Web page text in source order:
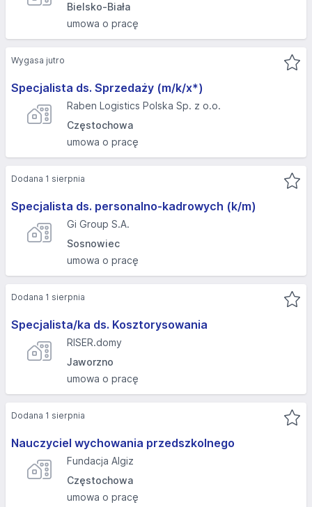
Bielsko-Biała
umowa o pracę
Specjalista ds. Sprzedaży (m/k/x*)​
Raben Logistics Polska Sp. z o.o.
Częstochowa
umowa o pracę
Wygasa jutro
Specjalista ds. personalno-kadrowych (k/m)
Gi Group S.A.
Sosnowiec
umowa o pracę
Dodana 1 sierpnia
Specjalista/ka ds. Kosztorysowania
RISER.domy
Jaworzno
umowa o pracę
Dodana 1 sierpnia
Nauczyciel wychowania przedszkolnego
Fundacja Algiz
Częstochowa
umowa o pracę
Dodana 1 sierpnia